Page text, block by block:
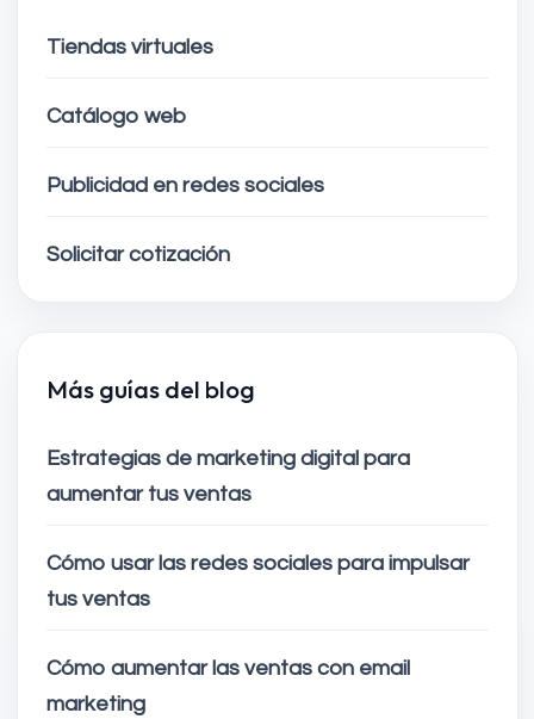
Tiendas virtuales
Catálogo web
Publicidad en redes sociales
Solicitar cotización
Más guías del blog
Estrategias de marketing digital para
aumentar tus ventas
Cómo usar las redes sociales para impulsar
tus ventas
Cómo aumentar las ventas con email
marketing